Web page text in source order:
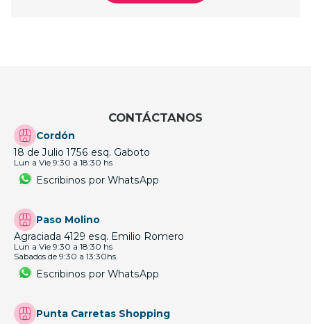
CONTÁCTANOS
Cordón
18 de Julio 1756 esq. Gaboto
Lun a Vie 9:30 a 18:30 hs
Escribinos por WhatsApp
Paso Molino
Agraciada 4129 esq. Emilio Romero
Lun a Vie 9:30 a 18:30 hs
Sabados de 9:30 a 13:30hs
Escribinos por WhatsApp
Punta Carretas Shopping